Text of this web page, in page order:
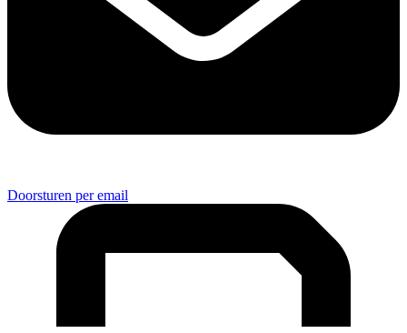
Doorsturen per email